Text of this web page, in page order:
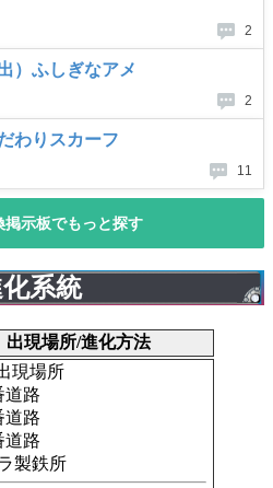
系統
出現場所/進化方法
現場所
道路
道路
道路
製鉄所